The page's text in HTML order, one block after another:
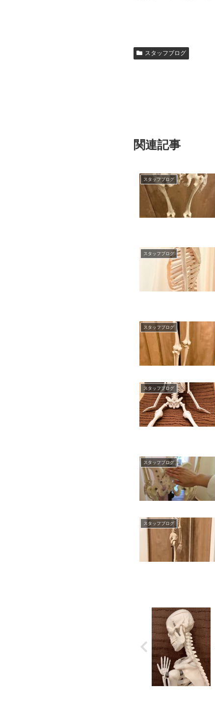
スタッフブログ
関連記事
スタッフブログ
スタッフブログ
スタッフブログ
スタッフブログ
スタッフブログ
スタッフブログ